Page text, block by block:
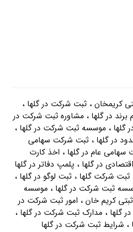
کریمخان ، ثبت شرکت در گلها ،
برند در گلها ، مشاوره ثبت شرکت در
گلها ، موسسه ثبت شرکت در گلها ،
در گلها ، ثبت شرکت سهامی
عام در گلها ، اخذ کارت
در گلها ، پلمپ دفاتر در گلها
شرکت گلها ، ثبت لوگو در گلها ،
ثبت شرکت در گلها ، موسسه
کریم خان ، امور ثبت شرکت در
ثبت شرکت در گلها ، مدارک ثبت شرکت در گلها ،
شرایط ثبت شرکت در گلها